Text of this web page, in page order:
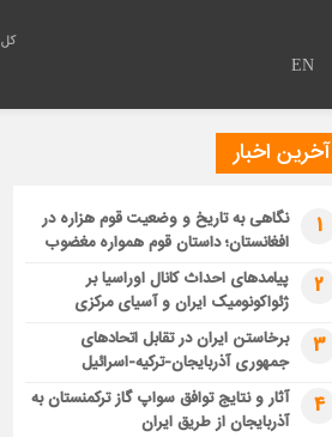
EN
کل
آخرین اخبار
1
نگاهی به تاریخ و وضعیت قوم هزاره در
افغانستان؛ داستان قوم همواره مغضوب
2
پیامدهای احداث کانال اوراسیا بر
ژئواکونومیک ایران و آسیای مرکزی
3
برخاستن ایران در تقابل اتحادهای
جمهوری آذربایجان-ترکیه-اسرائیل
4
آثار و نتایج توافق سواپ گاز ترکمنستان به
آذربایجان از طریق ایران